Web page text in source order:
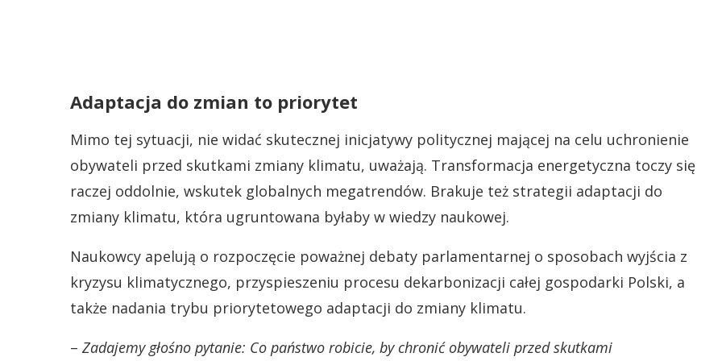
Adaptacja do zmian to priorytet
Mimo tej sytuacji, nie widać skutecznej inicjatywy politycznej mającej na celu uchronienie
obywateli przed skutkami zmiany klimatu, uważają. Transformacja energetyczna toczy się
raczej oddolnie, wskutek globalnych megatrendów. Brakuje też strategii adaptacji do
zmiany klimatu, która ugruntowana byłaby w wiedzy naukowej.
Naukowcy apelują o rozpoczęcie poważnej debaty parlamentarnej o sposobach wyjścia z
kryzysu klimatycznego, przyspieszeniu procesu dekarbonizacji całej gospodarki Polski, a
także nadania trybu priorytetowego adaptacji do zmiany klimatu.
– Zadajemy głośno pytanie: Co państwo robicie, by chronić obywateli przed skutkami